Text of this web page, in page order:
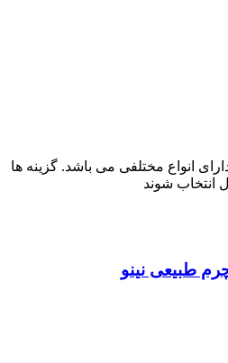
انواع مختلفی می باشد. گزینه ها
شوند